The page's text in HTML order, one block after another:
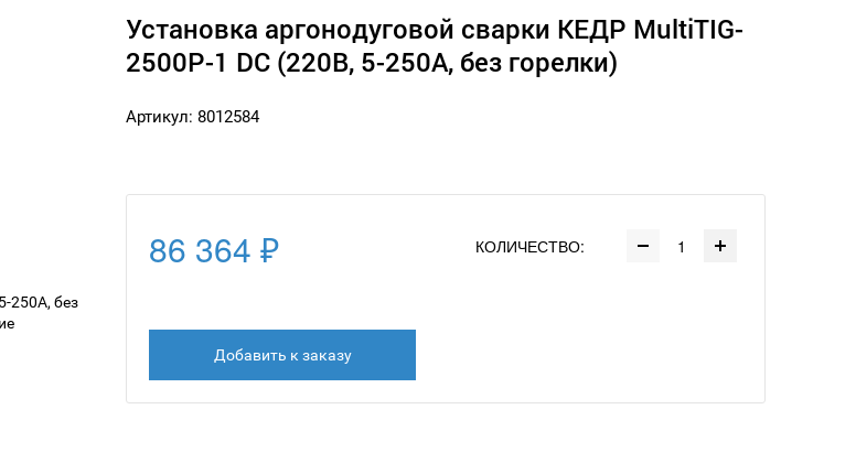
Установка аргонодуговой сварки КЕДР MultiTIG-
2500P-1 DC (220В, 5-250А, без горелки)
Артикул: 8012584
86 364 ₽ КОЛИЧЕСТВО:
Добавить к заказу